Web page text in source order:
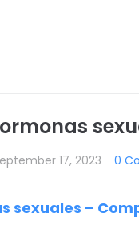
17, 2023 0
sexuales –